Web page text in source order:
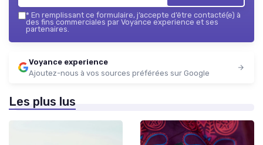
* En remplissant ce formulaire, j’accepte d’être contacté(e) à
des fins commerciales par Voyance experience et ses
partenaires.
Voyance experience
Ajoutez-nous à vos sources préférées sur Google
Les plus lus